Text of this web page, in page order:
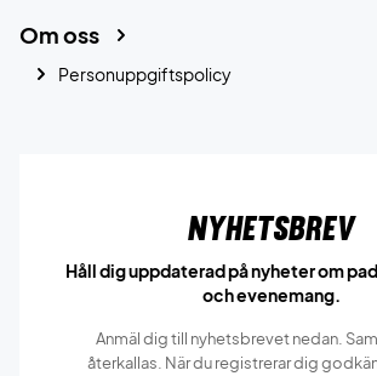
Om oss
Personuppgiftspolicy
Nyhetsbrev
Håll dig uppdaterad på nyheter om
och evenemang.
Anmäl dig till nyhetsbrevet nedan.
återkallas. När du registrerar dig